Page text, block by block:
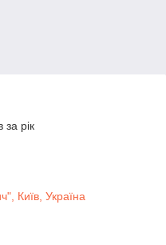
за рік
Київ, Україна